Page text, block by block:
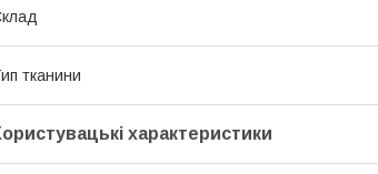
тканини
характеристики